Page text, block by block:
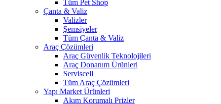
Tüm Pet Shop
Çanta & Valiz
Valizler
Şemsiyeler
Tüm Çanta & Valiz
Araç Çözümleri
Araç Güvenlik Teknolojileri
Araç Donanım Ürünleri
Serviscell
Tüm Araç Çözümleri
Yapı Market Ürünleri
Akım Korumalı Prizler